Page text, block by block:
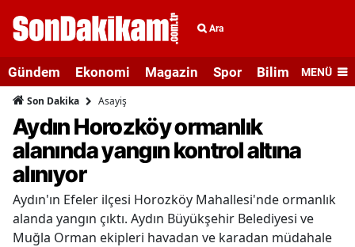
Ara
Gündem Ekonomi Magazin Spor Bilim veMENÜ
Son Dakika Asayiş
Aydın Horozköy ormanlık
alanında yangın kontrol altına
alınıyor
Aydın'ın Efeler ilçesi Horozköy Mahallesi'nde ormanlık
alanda yangın çıktı. Aydın Büyükşehir Belediyesi ve
Muğla Orman ekipleri havadan ve karadan müdahale